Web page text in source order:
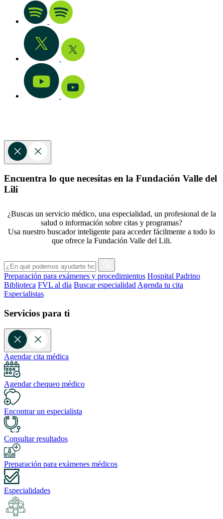
Encuentra lo que necesitas en la Fundación Valle del
Lili
¿Buscas un servicio médico, una especialidad, un profesional de la
salud o información sobre citas y programas?
Usa nuestro buscador inteligente para acceder fácilmente a todo lo
que ofrece la Fundación Valle del Lili.
Preparación para exámenes y procedimientos Hospital Padrino
Biblioteca FVL al día Buscar especialidad Agenda tu cita
Especialistas
Servicios para ti
Agendar cita médica
Agendar chequeo médico
Encontrar un especialista
Consultar resultados
Preparación para exámenes médicos
Especialidades